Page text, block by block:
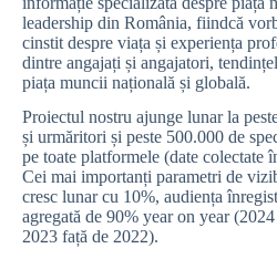
leadership din România, fiindcă
cinstit despre viața și experiența
dintre angajați și angajatori,
piața muncii națională și globală.
Proiectul nostru ajunge lunar la
și urmăritori și peste 500.000 de
pe toate platformele (date colectate
Cei mai importanți parametri de
cresc lunar cu 10%, audiența
agregată de 90% year on year
2023 față de 2022).